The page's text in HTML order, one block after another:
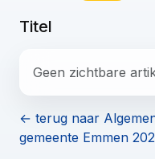
Titel
Geen zichtbare
← terug naar
gemeente Emmen